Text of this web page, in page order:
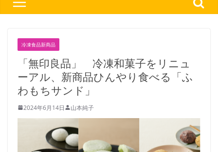
日清 魁力屋監修 京都背油醤油ラー
冷凍食品新商品
「無印良品」 冷凍和菓子をリニュ
ーアル、新商品ひんやり食べる「ふ
わもちサンド」
2024年6月14日 山本純子